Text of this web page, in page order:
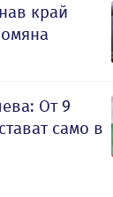
край
От 9
само в